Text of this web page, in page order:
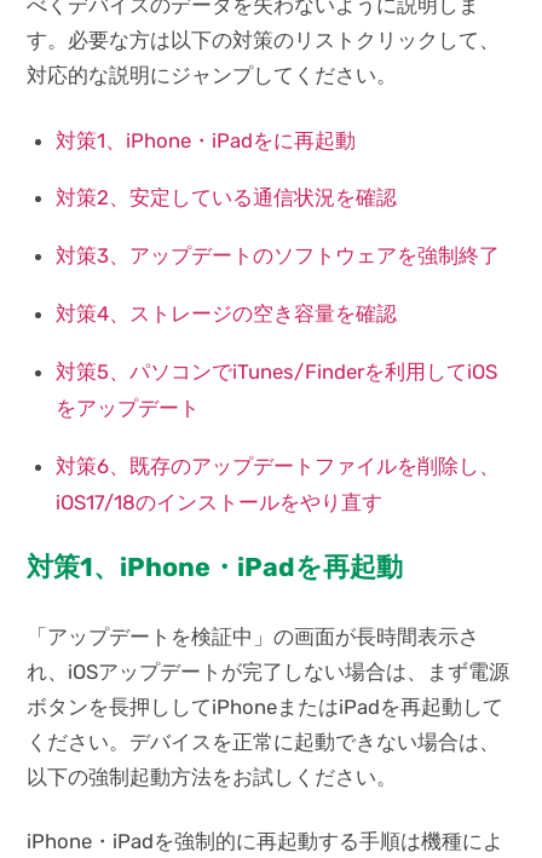
す。必要な方は以下の対策のリストクリックして、
対応的な説明にジャンプしてください。
対策1、iPhone・iPadをに再起動
対策2、安定している通信状況を確認
対策3、アップデートのソフトウェアを強制終了
対策4、ストレージの空き容量を確認
対策5、パソコンでiTunes/Finderを利用してiOS
をアップデート
対策6、既存のアップデートファイルを削除し、
iOS17/18のインストールをやり直す
対策1、iPhone・iPadを再起動
「アップデートを検証中」の画面が長時間表示さ
れ、iOSアップデートが完了しない場合は、まず電源
ボタンを長押ししてiPhoneまたはiPadを再起動して
ください。デバイスを正常に起動できない場合は、
以下の強制起動方法をお試しください。
iPhone・iPadを強制的に再起動する手順は機種によ